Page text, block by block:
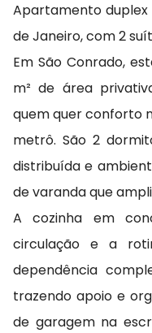
Apartamento duplex
de Janeiro, com 2
Em São Conrado,
m² de área
quem quer conforto
metrô. São 2
distribuída e
de varanda que
A cozinha em
circulação e a
dependência
trazendo apoio e
de garagem na